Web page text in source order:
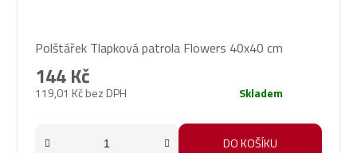
Polštářek Tlapková patrola Flowers 40x40 cm
119,01 Kč bez DPH
144 Kč
Skladem
DO KOŠÍKU